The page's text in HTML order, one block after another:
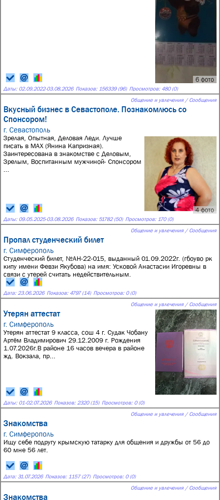
6 фото
Даты: 02.09.2022-03.08.2026 Показов: 156339 (96) Просмотров: 480 (0)
Общение и увлечения / Сообщения
Вкусный бизнес в Севастополе. Познакомлюсь со
Спонсором!
г. Севастополь
4 фото
Зрелая, Опытная, Деловая Леди. Лучше
писать в МАХ (Янина Капризная).
Заинтересована в знакомстве с Деловым,
Зрелым, Воспитанным мужчиной- Спонсором
Даты: 09.05.2025-03.08.2026 Показов: 51782 (50) Просмотров: 170 (0)
Общение и увлечения / Сообщения
Пропал студенческий билет
г. Симферополь
Студенческий билет, №АН-22-015, выданный 01.09.2022г. (гбоуво рк
кипу имени Февзи Якубова) на имя: Усковой Анастасии Игоревны в
связи с утерей считать недействительным.
Дата: 23.06.2026 Показов: 4797 (14) Просмотров: 0 (0)
Общение и увлечения / Сообщения
Утерян аттестат
г. Симферополь
Утерян аттестат 9 класса, сош 4 г. Судак Чобану
Артём Владимирович 29.12.2009 г. Рождения
1.07.2026г.В районе 16 часов вечера в районе
жд. Вокзала, пр...
Даты: 01-02.07.2026 Показов: 2320 (15) Просмотров: 0 (0)
Общение и увлечения / Сообщения
Знакомства
г. Симферополь
Ищу себе подругу крымскую татарку для общения и дружбы от 56 до
60 мне 56 лет.
Дата: 31.07.2026 Показов: 1157 (27) Просмотров: 0 (0)
Общение и увлечения / Сообщения
Знакомства